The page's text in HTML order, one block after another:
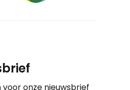
voor onze nieuwsbrief